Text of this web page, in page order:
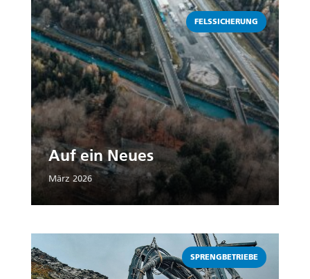
FELSSICHERUNG
Auf ein Neues
März 2026
Weiterlesen
SPRENGBETRIEBE
Weiterlesen